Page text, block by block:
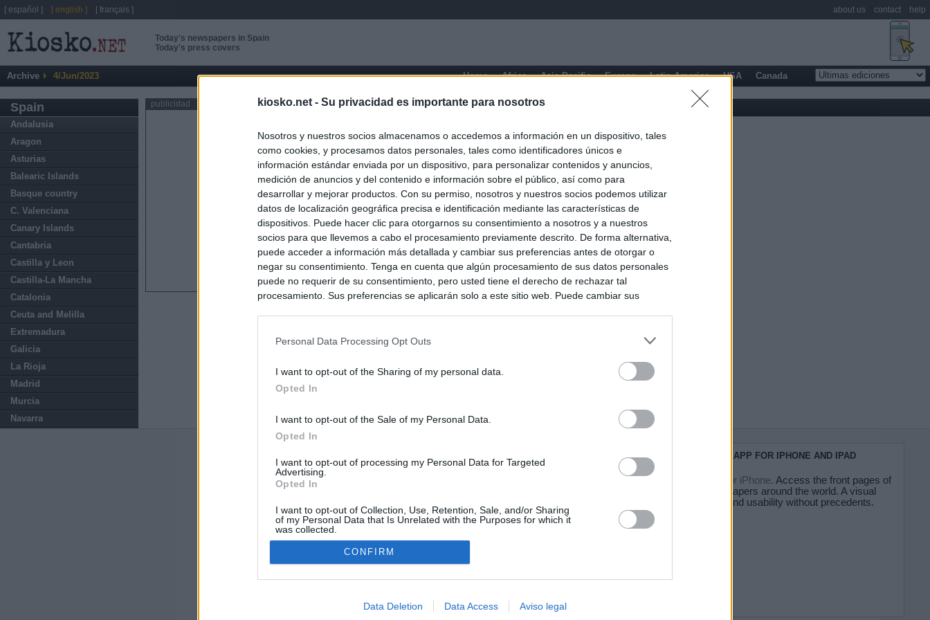
kiosko.net - Su privacidad es importante para nosotros
Nosotros y nuestros socios almacenamos o accedemos a información en un dispositivo, tales
como cookies, y procesamos datos personales, tales como identificadores únicos e
información estándar enviada por un dispositivo, para personalizar contenidos y anuncios,
medición de anuncios y del contenido e información sobre el público, así como para
desarrollar y mejorar productos. Con su permiso, nosotros y nuestros socios podemos utilizar
datos de localización geográfica precisa e identificación mediante las características de
dispositivos. Puede hacer clic para otorgarnos su consentimiento a nosotros y a nuestros
socios para que llevemos a cabo el procesamiento previamente descrito. De forma alternativa,
puede acceder a información más detallada y cambiar sus preferencias antes de otorgar o
negar su consentimiento. Tenga en cuenta que algún procesamiento de sus datos personales
puede no requerir de su consentimiento, pero usted tiene el derecho de rechazar tal
procesamiento. Sus preferencias se aplicarán solo a este sitio web. Puede cambiar sus
Personal Data Processing Opt Outs
I want to opt-out of the Sharing of my personal data.
Opted In
I want to opt-out of the Sale of my Personal Data.
Opted In
I want to opt-out of processing my Personal Data for Targeted
Advertising.
Opted In
I want to opt-out of Collection, Use, Retention, Sale, and/or Sharing
of my Personal Data that Is Unrelated with the Purposes for which it
was collected.
Opted In
CONFIRM
Data Deletion Data Access Aviso legal
Today's newspapers in Spain
Today's press covers
Archive 4/Jun/2023 Home Africa Asia-Pacific Europe Latin America USA Canada
Spain
Andalusia
Aragon
Asturias
Balearic Islands
Basque country
C. Valenciana
Canary Islands
Cantabria
Castilla y Leon
Castilla-La Mancha
Catalonia
Ceuta and Melilla
Extremadura
Galicia
La Rioja
Madrid
Murcia
Navarra
publicidad Teruel
Kiosko.net
is a visual daily press directory that gives access to the world's largest news
sites and displays a readable image taken from today's frontpage cover of each
KIOSKO.NET APP FOR IPHONE AND IPAD
Kiosko.net for iPhone. Access the front pages of
major newspapers around the world. A visual
experience and usability without precedents.
[ español ] [ english ] [ français ] about us contact help